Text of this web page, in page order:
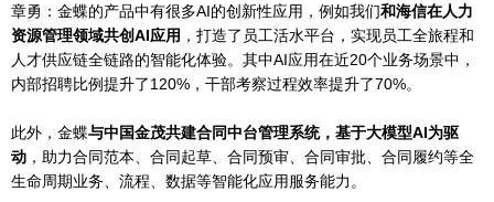
章勇：金蝶的产品中有很多AI的创新性应用，例如我们和海信在人力
资源管理领域共创AI应用 ，打造了员工活水平台，实现员工全旅程和
人才供应链全链路的智能化体验。其中AI应用在近20个业务场景中，
内部招聘比例提升了120%，干部考察过程效率提升了70%。
此外，金蝶与中国金茂共建合同中台管理系统，基于大模型AI为驱
动 ，助力合同范本、合同起草、合同预审、合同审批、合同履约等全
生命周期业务、流程、数据等智能化应用服务能力。